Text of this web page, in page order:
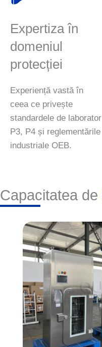
Expertiza în
domeniul
protecției
Experiență vastă în
ceea ce privește
standardele de laborator
P3, P4 și reglementările
industriale OEB.
Capacitatea de